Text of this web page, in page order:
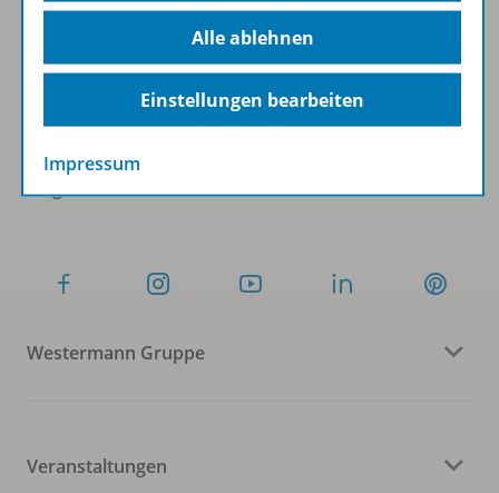
Sofort profitieren
Zum Newsletter anmelden
Folgen Sie uns auf Social Media
Westermann Gruppe
Veranstaltungen
Alle ablehnen
Einstellungen bearbeiten
Impressum